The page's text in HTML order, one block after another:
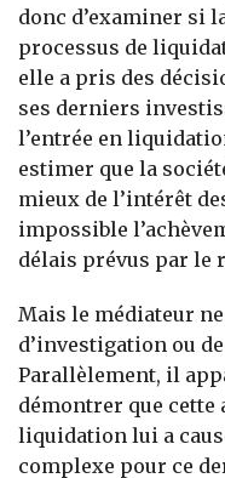
donc d’examiner si
processus de
elle a pris des
ses derniers
l’entrée en
estimer que la
mieux de l’intérêt
impossible
délais prévus par le
Mais le médiateur
d’investigation ou
Parallèlement, il
démontrer que cette
liquidation lui a
complexe pour ce